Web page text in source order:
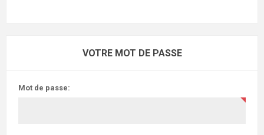
VOTRE MOT DE PASSE
Mot de passe: